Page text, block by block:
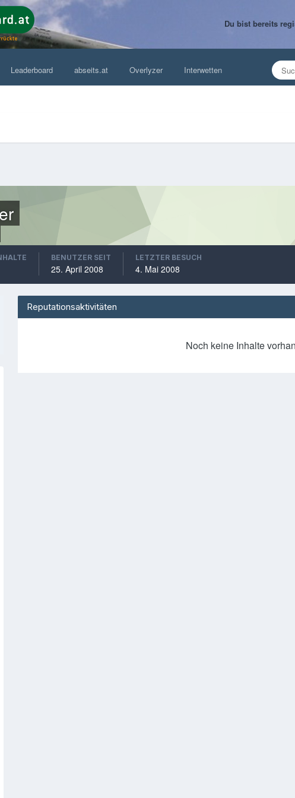
Du bist bereits
Leaderboard abseits.at Overlyzer Interwetten
BENUTZER SEIT
25. April 2008
LETZTER BESUCH
4. Mai 2008
Reputationsaktivitäten
Noch keine Inhalte